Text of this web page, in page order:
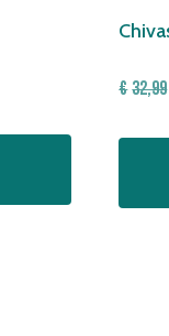
€32,99